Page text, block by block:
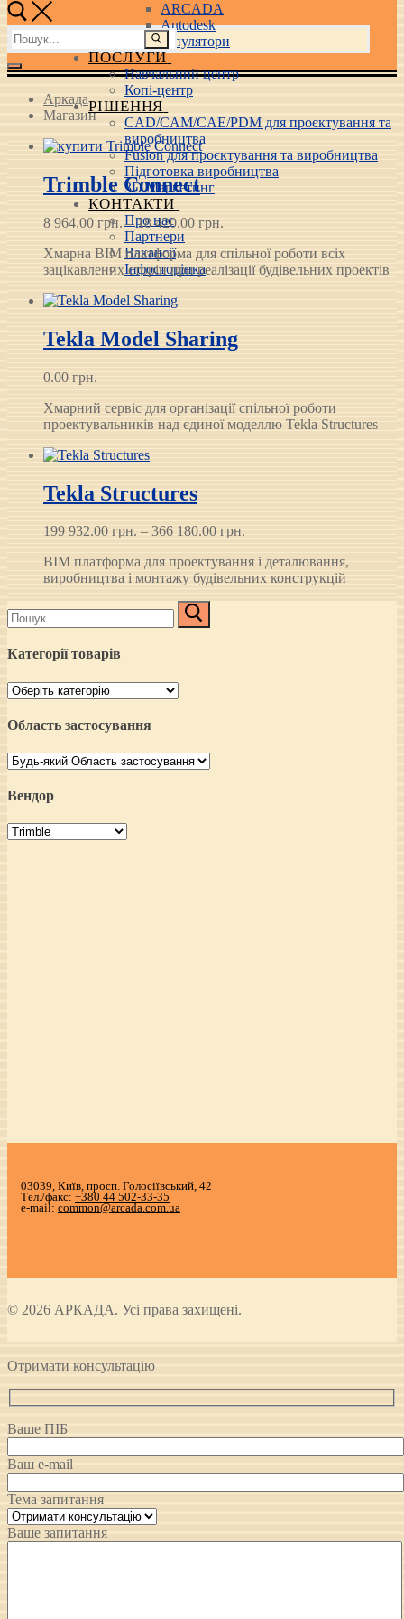
ARCADA
Autodesk
3D маніпулятори
ПОСЛУГИ
Навчальний центр
Копі-центр
РІШЕННЯ
CAD/CAM/CAE/PDM для проєктування та
виробництва
Fusion для проєктування та виробництва
Підготовка виробництва
3D Маркетинг
КОНТАКТИ
Про нас
Партнери
Вакансії
Інфосторінка
Пошук:
Аркада
Магазин
Trimble Connect
8 964.00 грн. – 18 420.00 грн.
8 964.00 грн.
through
Хмарна BIM платформа для спільної роботи всіх
зацікавлених сторін при реалізації будівельних проектів
Tekla Model Sharing
0.00 грн.
Хмарний сервіс для організації спільної роботи
проектувальників над єдиної моделлю Tekla Structures
Tekla Structures
199 932.00 грн. – 366 180.00 грн.
199 932.00 грн.
through
BIM платформа для проектування і деталювання,
виробництва і монтажу будівельних конструкцій
Пошук:
Категорії товарів
Область застосування
Вендор
03039, Київ, просп. Голосіївський, 42
Тел./факс: +380 44 502-33-35
e-mail: common@arcada.com.ua
© 2026 АРКАДА. Усі права захищені.
Отримати консультацію
Ваше ПІБ
Ваш e-mail
Тема запитання
Ваше запитання